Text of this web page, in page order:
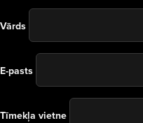
Vārds
E-pasts
Tīmekļa vietne